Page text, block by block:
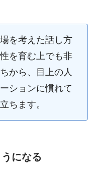
を考えた話し方
を育む上でも非
から、目上の人
ションに慣れて
ちます。
になる